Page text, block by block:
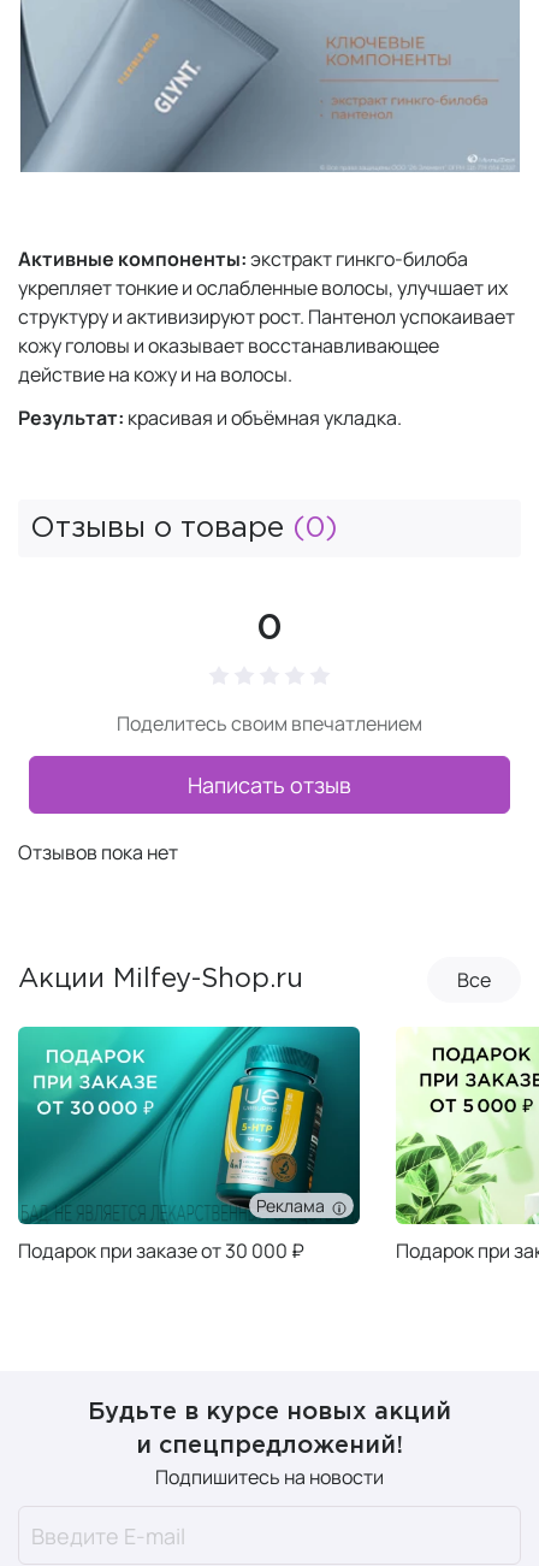
Активные компоненты:экстракт гинкго-билоба
укрепляет тонкие и ослабленные волосы, улучшает их
структуру и активизируют рост. Пантенол успокаивает
кожу головы и оказывает восстанавливающее
действие на кожу и на волосы.
Результат: красивая и объёмная укладка.
Отзывы о товаре (0)
0
Поделитесь своим впечатлением
Написать отзыв
Отзывов пока нет
Акции Milfey-Shop.ru Все
Реклама
Подарок при заказе от 30 000 ₽ Подарок при
Будьте в курсе новых акций
и спецпредложений!
Подпишитесь на новости